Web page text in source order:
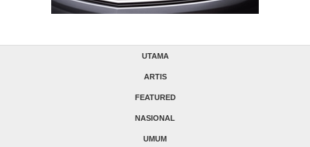
UTAMA
ARTIS
FEATURED
NASIONAL
UMUM